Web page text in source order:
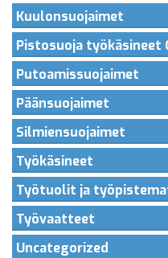
Kuulonsuojaimet
Pistosuoja työkäsineet
Putoamissuojaimet
Päänsuojaimet
Silmiensuojaimet
Työkäsineet
Työtuolit ja
Työvaatteet
Uncategorized